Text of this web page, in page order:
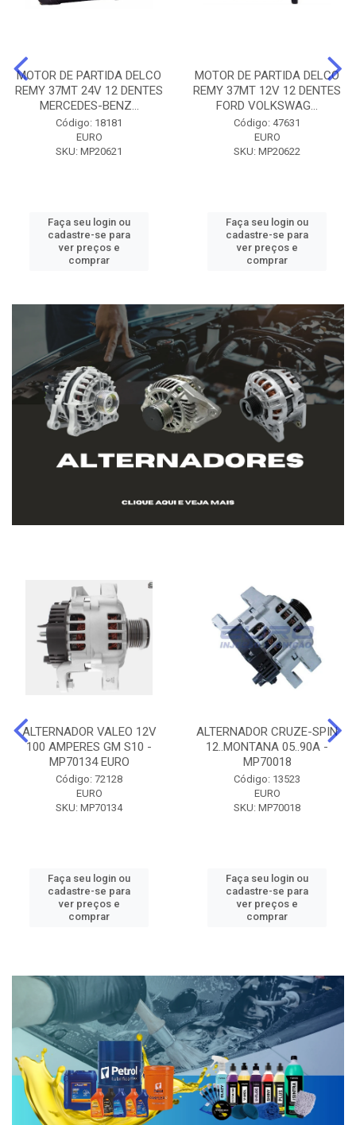
MOTOR DE PARTIDA DELCO
REMY 37MT 24V 12 DENTES
MERCEDES-BENZ...
Código: 18181
EURO
SKU: MP20621
Faça seu login ou
cadastre-se para
ver preços e
comprar
MOTOR DE PARTIDA DELCO
REMY 37MT 12V 12 DENTES
FORD VOLKSWAG...
Código: 47631
EURO
SKU: MP20622
Faça seu login ou
cadastre-se para
ver preços e
comprar
ALTERNADOR VALEO 12V
100 AMPERES GM S10 -
MP70134 EURO
Código: 72128
EURO
SKU: MP70134
Faça seu login ou
cadastre-se para
ver preços e
comprar
ALTERNADOR CRUZE-SPIN
12..MONTANA 05..90A -
MP70018
Código: 13523
EURO
SKU: MP70018
Faça seu login ou
cadastre-se para
ver preços e
comprar